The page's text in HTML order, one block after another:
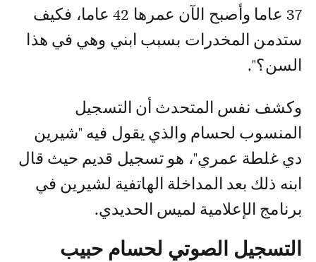
37 عاما وأصبح الآن عمرها 42 عاما، فكيف
ستدمن المخدرات بسبب ابني وهي في هذا
السن؟".
وكشف نفس المتحدث أن التسجيل
المنسوب لحسام والذي يقول فيه "شيرين
دي غلطة عمري"، هو تسجيل قديم حيث قال
ابنه ذلك بعد المداخلة الهاتفية لشيرين في
برنامج الإعلامية لميس الحديدي.
التسجيل الصوتي لحسام حبيب